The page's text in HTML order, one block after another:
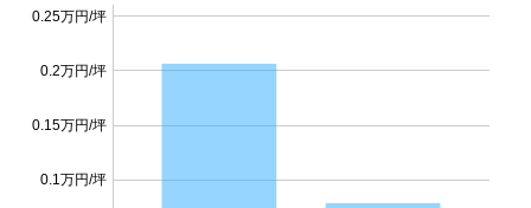
0.1万円/坪
0.15万円/坪
0.2万円/坪
0.25万円/坪